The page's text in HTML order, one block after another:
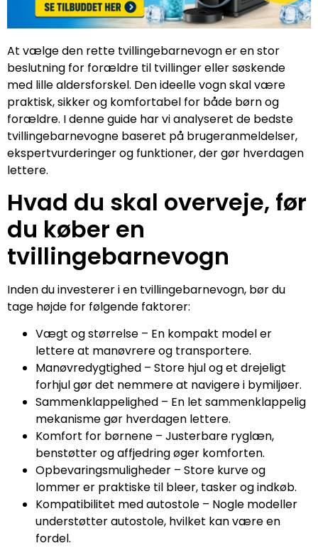
At vælge den rette tvillingebarnevogn er en stor
beslutning for forældre til tvillinger eller søskende
med lille aldersforskel. Den ideelle vogn skal være
praktisk, sikker og komfortabel for både børn og
forældre. I denne guide har vi analyseret de bedste
tvillingebarnevogne baseret på brugeranmeldelser,
ekspertvurderinger og funktioner, der gør hverdagen
lettere.
Hvad du skal overveje, før
du køber en
tvillingebarnevogn
Inden du investerer i en tvillingebarnevogn, bør du
tage højde for følgende faktorer:
Vægt og størrelse – En kompakt model er
lettere at manøvrere og transportere.
Manøvredygtighed – Store hjul og et drejeligt
forhjul gør det nemmere at navigere i bymiljøer.
Sammenklappelighed – En let sammenklappelig
mekanisme gør hverdagen lettere.
Komfort for børnene – Justerbare ryglæn,
benstøtter og affjedring øger komforten.
Opbevaringsmuligheder – Store kurve og
lommer er praktiske til bleer, tasker og indkøb.
Kompatibilitet med autostole – Nogle modeller
understøtter autostole, hvilket kan være en
fordel.